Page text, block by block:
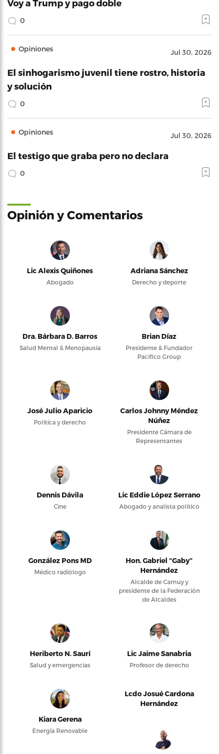
Voy a Trump y pago doble
0
Opiniones Jul 30, 2026
El sinhogarismo juvenil tiene rostro, historia
y solución
0
Opiniones Jul 30, 2026
El testigo que graba pero no declara
0
Opinión y Comentarios
Lic Alexis Quiñones
Abogado
Adriana Sánchez
Derecho y deporte
Dra. Bárbara D. Barros
Salud Mental & Menopausia
Brian Díaz
Presidente & Fundador
Pacifico Group
José Julio Aparicio
Política y derecho
Carlos Johnny Méndez
Núñez
Presidente Cámara de
Representantes
Dennis Dávila
Cine
Lic Eddie López Serrano
Abogado y analista político
González Pons MD
Médico radiólogo
Hon. Gabriel “Gaby”
Hernández
Alcalde de Camuy y
presidente de la Federación
de Alcaldes
Heriberto N. Saurí
Salud y emergencias
Lic Jaime Sanabria
Profesor de derecho
Kiara Gerena
Energía Renovable
Lcdo Josué Cardona
Hernández